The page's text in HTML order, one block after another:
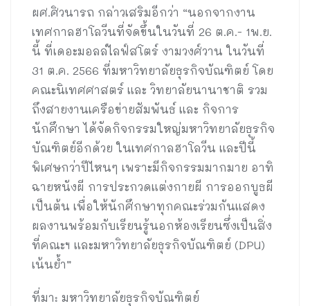
ผศ.ศิวนารถ กล่าวเสริมอีกว่า “นอกจากงาน
เทศกาลฮาโลวีนที่จัดขึ้นในวันที่ 26 ต.ค.- 1พ.ย.
นี้ ที่เดอะมอลล์ไลฟ์สโตร์ งามวงศ์วาน ในวันที่
31 ต.ค. 2566 ที่มหาวิทยาลัยธุรกิจบัณฑิตย์ โดย
คณะนิเทศศาสตร์ และ วิทยาลัยนานาชาติ รวม
ถึงสายงานเครือข่ายสัมพันธ์ และ กิจการ
นักศึกษา ได้จัดกิจกรรมใหญ่มหาวิทยาลัยธุรกิจ
บัณฑิตย์อีกด้วย ในเทศกาลฮาโลวีน และปีนี้
พิเศษกว่าปีไหนๆ เพราะมีกิจกรรมมากมาย อาทิ
ฉายหนังผี การประกวดแต่งกายผี การออกบูธผี
เป็นต้น เพื่อให้นักศึกษาทุกคณะร่วมกันแสดง
ผลงานพร้อมกับเรียนรู้นอกห้องเรียนซึ่งเป็นสิ่ง
ที่คณะฯ และมหาวิทยาลัยธุรกิจบัณฑิตย์ (DPU)
เน้นย้ำ”
ที่มา: มหาวิทยาลัยธุรกิจบัณฑิตย์